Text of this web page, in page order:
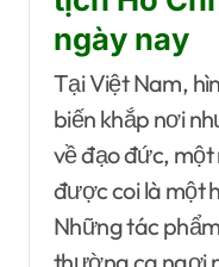
ngày nay
Tại Việt Nam,
biến khắp nơi
về đạo đức,
được coi là một
Những tác